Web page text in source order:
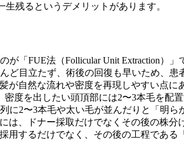
生残るというデメリットがあります。
が「FUE法（Follicular Unit Extraction）
ど目立たず、術後の回復も早いため、患
が自然な流れや密度を再現しやすい点
度を出したい頭頂部には2〜3本毛を
に2〜3本毛や太い毛が並んだりと「明ら
は、ドナー採取だけでなくその後の株分
用するだけでなく、その後の工程であ